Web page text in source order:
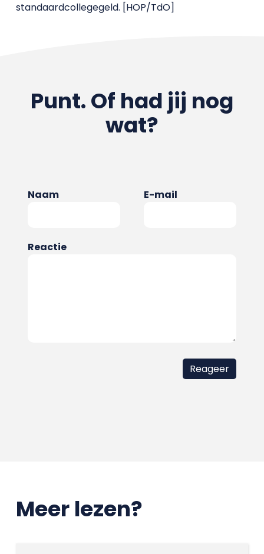
standaardcollegegeld. [HOP/TdO]
Punt. Of had jij nog
wat?
Naam E-mail
Reactie
Meer lezen?